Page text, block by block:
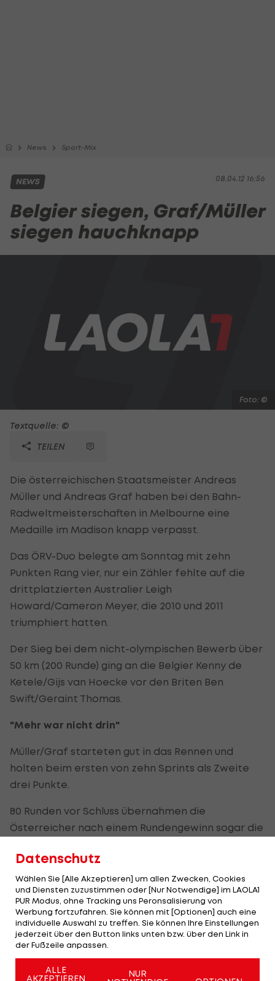
News Sport-Mix
08.04.12 16:56
NEWS
Belgier siegen, Graf/Müller
siegen hauchknapp
Foto: ©
Textquelle: ©
TEILEN
Die österreichischen Staatsmeister Andreas
Müller und Andreas Graf haben bei den Bahn-
Radweltmeisterschaften in Melbourne eine
Medaille im Madison knapp verpasst.
Das ÖRV-Duo belegte am Sonntag mit zehn
Punkten Rang vier, nur ein Zähler fehlte auf die
drittplatzierten Australier Leigh
Howard/Cameron Meyer, die 2010 und 2011
triumphiert hatten.
Der Sieg bei dem nicht-olympischen Bewerb über
50 km (200 Runde) ging an die Belgier Kenny de
Ketele/Gijs van Hoecke vor den Briten Ben
Swift/Geraint Thomas.
"Mehr war nicht drin"
Müller/Graf starteten gut in das Rennen und
holten beim ersten von zehn Sprints als Zweite
drei Punkte.
80 Runden vor Schluss übernahmen die
Österreicher nach einem Rundengewinn sogar die
(Wels) noch einmal auf und belegten bei den
letzten zwei Punktewertungen jeweils Rang drei,
eine Niederlage gegen das niederländische Duo
im letzten Sprint brachte sie aber um die
Datenschutz
Wählen Sie [Alle Akzeptieren] um allen Zwecken, Cookies
und Diensten zuzustimmen oder [Nur Notwendige] im LAOLA1
PUR Modus, ohne Tracking uns Peronsalisierung von
Werbung fortzufahren. Sie können mit [Optionen] auch eine
individuelle Auswahl zu treffen. Sie können Ihre Einstellungen
jederzeit über den Button links unten bzw. über den Link in
der Fußzeile anpassen.
ALLE
AKZEPTIEREN
NUR